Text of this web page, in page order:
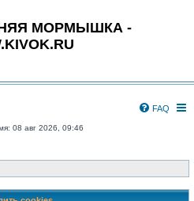
МОРМЫШКА -
FAQ
08 авг 2026, 09:46